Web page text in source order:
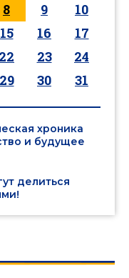
8 9
10
15 16
17
22 23
24
29 30 31
хроника
и будущее
делиться